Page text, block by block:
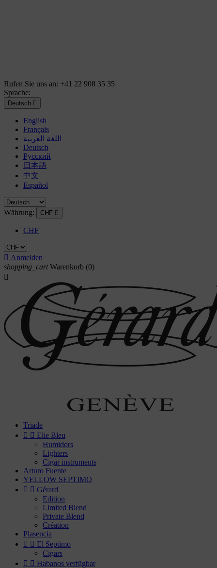
Rufen Sie uns an: +41 22 908 35 35
Sprache:
Deutsch 
English
Français
اللغة العربية
Deutsch
Русский
日本語
中文
Español
Währung: CHF 
CHF
 Anmelden
shopping_cart Warenkorb (0)

Triade
  Elie Bleu
Humidors
Lighters
Cigar instruments
Arturo Fuente
YELLOW SEPTIMO
  Gérard
Edition
Limited Blend
Private Blend
Création
Plasencia
  El Septimo
Cigars
  Habanos verfügbar